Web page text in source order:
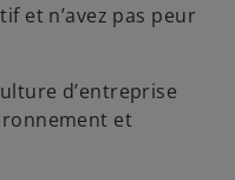
et n’avez pas peur
d’entreprise
et